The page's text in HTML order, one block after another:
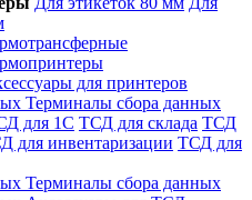
для принтеров
Терминалы сбора данных
для 1С ТСД для склада ТСД
для инвентаризации ТСД для
Терминалы сбора данных